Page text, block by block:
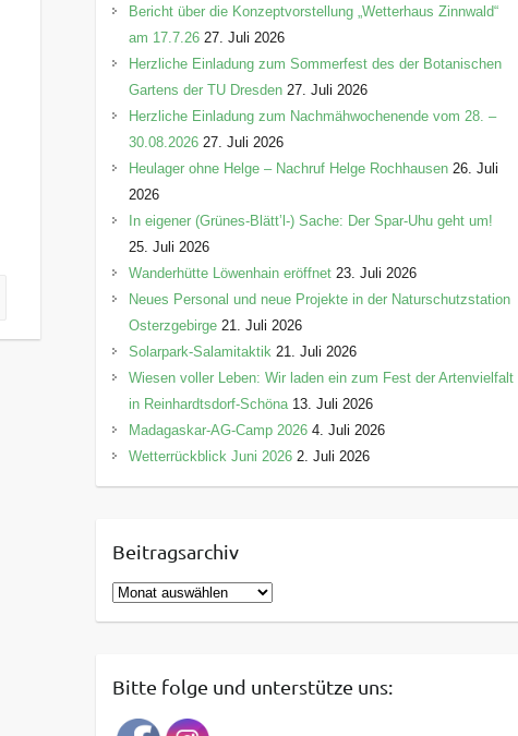
Bericht über die Konzeptvorstellung „Wetterhaus Zinnwald“
am 17.7.26 27. Juli 2026
Herzliche Einladung zum Sommerfest des der Botanischen
Gartens der TU Dresden 27. Juli 2026
Herzliche Einladung zum Nachmähwochenende vom 28. –
30.08.2026 27. Juli 2026
Heulager ohne Helge – Nachruf Helge Rochhausen 26. Juli
2026
In eigener (Grünes-Blätt’l-) Sache: Der Spar-Uhu geht um!
25. Juli 2026
Wanderhütte Löwenhain eröffnet 23. Juli 2026
Neues Personal und neue Projekte in der Naturschutzstation
Osterzgebirge 21. Juli 2026
Solarpark-Salamitaktik 21. Juli 2026
Wiesen voller Leben: Wir laden ein zum Fest der Artenvielfalt
in Reinhardtsdorf-Schöna 13. Juli 2026
Madagaskar-AG-Camp 2026 4. Juli 2026
Wetterrückblick Juni 2026 2. Juli 2026
Beitragsarchiv
B
e
rBitte folge und unterstütze uns: